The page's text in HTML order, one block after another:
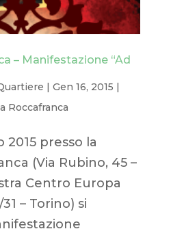
– Manifestazione “Ad
| Gen 16, 2015 |
Roccafranca
2015 presso la
(Via Rubino, 45 –
Centro Europa
– Torino) si